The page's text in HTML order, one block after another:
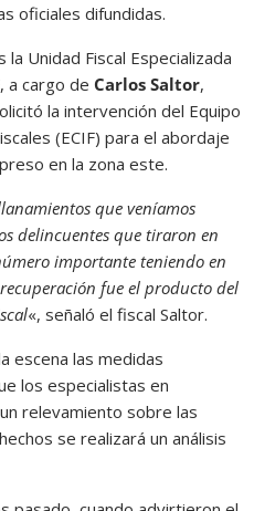
oficiales difundidas.
Unidad Fiscal Especializada
a cargo de Carlos Saltor,
la intervención del Equipo
(ECIF) para el abordaje
en la zona este.
que veníamos
delincuentes que tiraron en
importante teniendo en
fue el producto del
«, señaló el fiscal Saltor.
escena las medidas
los especialistas en
relevamiento sobre las
se realizará un análisis